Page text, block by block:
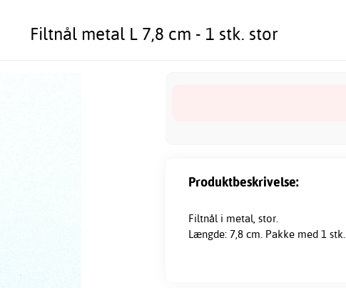
Filtnål metal L 7,8 cm - 1 stk. stor
Produktbeskrivelse:
Filtnål i metal, stor.
Længde: 7,8 cm. Pakke med 1 stk.